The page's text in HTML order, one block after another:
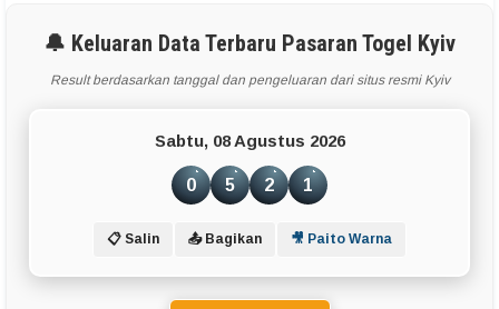
🔔 Keluaran Data Terbaru Pasaran Togel Kyiv
Result berdasarkan tanggal dan pengeluaran dari situs resmi Kyiv
Sabtu, 08 Agustus 2026
0 5 2 1
📋 Salin 📤 Bagikan 🎥 Paito Warna